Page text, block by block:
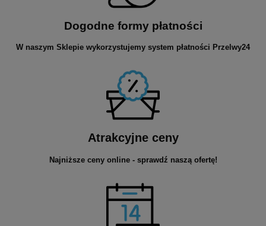
Dogodne formy płatności
W naszym Sklepie wykorzystujemy system płatności Przelwy24
Atrakcyjne ceny
Najniższe ceny online - sprawdź naszą ofertę!